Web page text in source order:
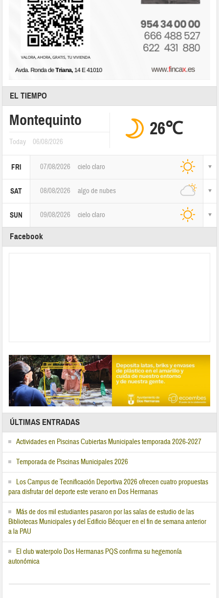
EL TIEMPO
Montequinto
Today 06/08/2026
26℃
FRI 07/08/2026 cielo claro
SAT 08/08/2026 algo de nubes
SUN 09/08/2026 cielo claro
Facebook
ÚLTIMAS ENTRADAS
Actividades en Piscinas Cubiertas Municipales temporada 2026-2027
Temporada de Piscinas Municipales 2026
Los Campus de Tecnificación Deportiva 2026 ofrecen cuatro propuestas
para disfrutar del deporte este verano en Dos Hermanas
Más de dos mil estudiantes pasaron por las salas de estudio de las
Bibliotecas Municipales y del Edificio Bécquer en el fin de semana anterior
a la PAU
El club waterpolo Dos Hermanas PQS confirma su hegemonía
autonómica